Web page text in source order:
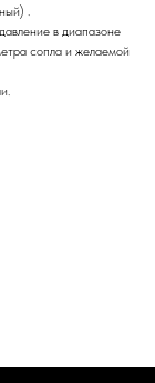
.
в диапазоне
сопла и желаемой